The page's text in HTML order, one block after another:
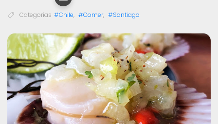
Categorías #Chile, #Comer, #Santiago